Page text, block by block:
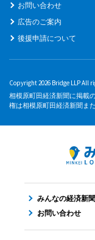
お問い合わせ
広告のご案内
後援申請について
Copyright 2026 Bridge LLP All
相模原町田経済新聞に掲載
権は相模原町田経済新聞ま
みんなの経済新
お問い合わせ